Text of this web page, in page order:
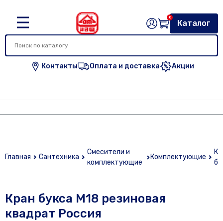
Контакты Оплата и доставка Акции
Каталог
0
Главная Сантехника
Смесители и
комплектующие
Комплектующие
Кран букса М18 резиновая
квадрат Россия